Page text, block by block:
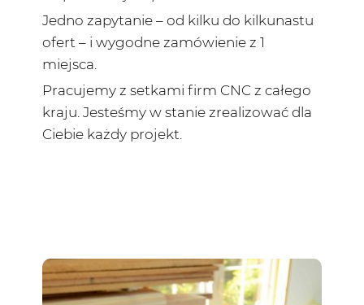
Jedno zapytanie – od kilku do kilkunastu
ofert – i wygodne zamówienie z 1
miejsca.
Pracujemy z setkami firm CNC z całego
kraju. Jesteśmy w stanie zrealizować dla
Ciebie każdy projekt.